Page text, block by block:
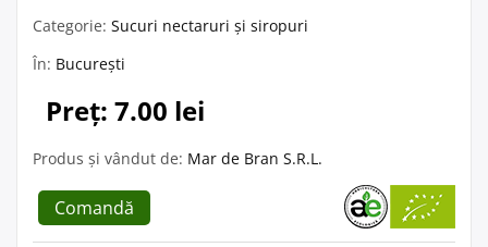
Categorie: Sucuri nectaruri și siropuri
În: București
Preț: 7.00 lei
Produs și vândut de: Mar de Bran S.R.L.
Comandă